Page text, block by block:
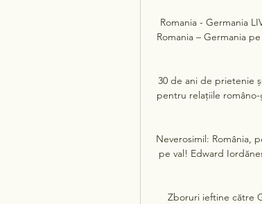
Romania - Germania
Romania – Germania
30 de ani de prietenie
pentru relațiile româno-
Neverosimil: România,
pe val! Edward
Zboruri ieftine către